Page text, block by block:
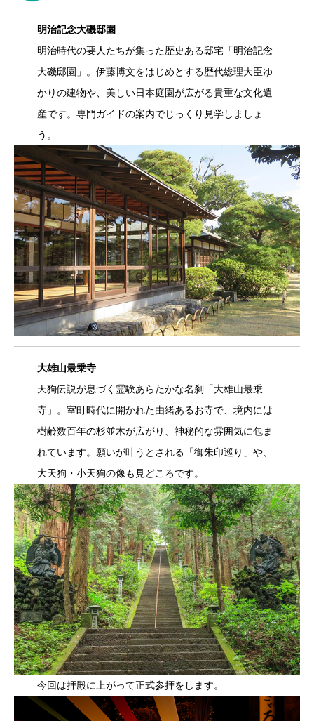
明治記念大磯邸園
明治時代の要人たちが集った歴史ある邸宅「明治記念
大磯邸園」。伊藤博文をはじめとする歴代総理大臣ゆ
かりの建物や、美しい日本庭園が広がる貴重な文化遺
産です。専門ガイドの案内でじっくり見学しましょ
う。
大雄山最乗寺
天狗伝説が息づく霊験あらたかな名刹「大雄山最乗
寺」。室町時代に開かれた由緒あるお寺で、境内には
樹齢数百年の杉並木が広がり、神秘的な雰囲気に包ま
れています。願いが叶うとされる「御朱印巡り」や、
大天狗・小天狗の像も見どころです。
今回は拝殿に上がって正式参拝をします。